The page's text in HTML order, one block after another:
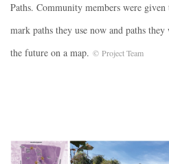
Paths. Community members were
mark paths they use now and paths
the future on a map. © Project Team